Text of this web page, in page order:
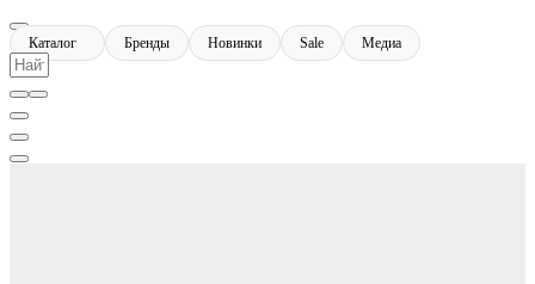
Каталог Бренды Новинки Sale Медиа